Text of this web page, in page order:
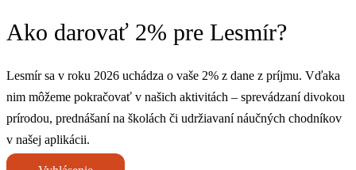
Ako darovať 2% pre Lesmír?
Lesmír sa v roku 2026 uchádza o vaše 2% z dane z príjmu. Vďaka
nim môžeme pokračovať v našich aktivitách – sprevádzaní divokou
prírodou, prednášaní na školách či udržiavaní náučných chodníkov
v našej aplikácii.